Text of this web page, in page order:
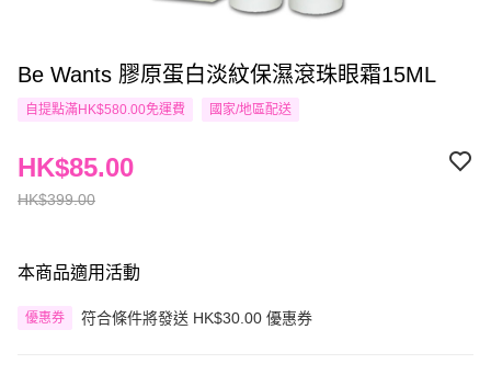
Be Wants 膠原蛋白淡紋保濕滾珠眼霜15ML
自提點滿HK$580.00免運費 國家/地區配送
HK$399.00
HK$85.00
本商品適用活動
優惠券 符合條件將發送 HK$30.00 優惠券